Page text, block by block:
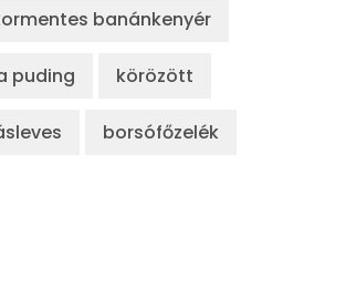
banánkenyér
puding körözött
borsófőzelék